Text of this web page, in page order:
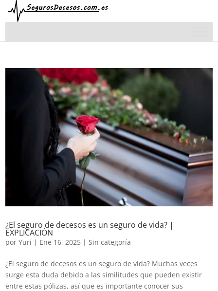
¿El seguro de decesos es un seguro de vida? |
EXPLICACIÓN
porYuri | Ene 16, 2025 | Sin categoría
¿El seguro de decesos es un seguro de vida? Muchas veces
surge esta duda debido a las similitudes que pueden existir
entre estas pólizas, así que es importante conocer sus